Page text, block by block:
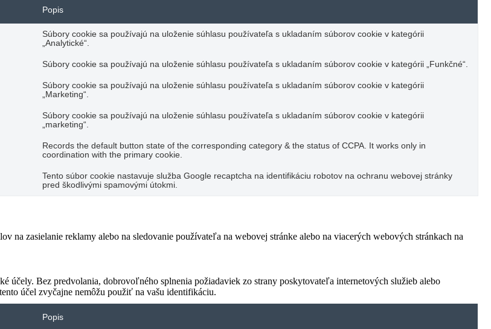
Popis
Súbory cookie sa používajú na uloženie súhlasu používateľa s ukladaním súborov cookie v kategórii
„Analytické“.
Súbory cookie sa používajú na uloženie súhlasu používateľa s ukladaním súborov cookie v kategórii „Funkčné“.
Súbory cookie sa používajú na uloženie súhlasu používateľa s ukladaním súborov cookie v kategórii
„Marketing“.
Súbory cookie sa používajú na uloženie súhlasu používateľa s ukladaním súborov cookie v kategórii
„marketing“.
Records the default button state of the corresponding category & the status of CCPA. It works only in
coordination with the primary cookie.
Tento súbor cookie nastavuje služba Google recaptcha na identifikáciu robotov na ochranu webovej stránky
pred škodlivými spamovými útokmi.
na zasielanie reklamy alebo na sledovanie používateľa na webovej stránke alebo na viacerých webových stránkach na
účely. Bez predvolania, dobrovoľného splnenia požiadaviek zo strany poskytovateľa internetových služieb alebo
účel zvyčajne nemôžu použiť na vašu identifikáciu.
Popis